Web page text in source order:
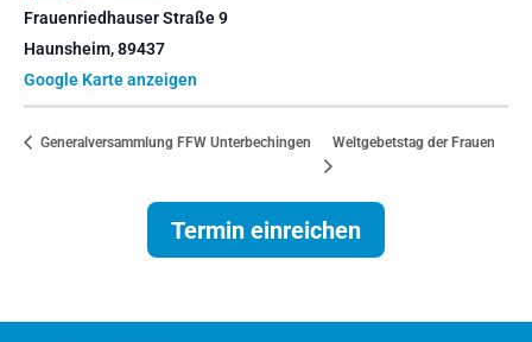
Frauenriedhauser Straße 9
Haunsheim,89437
Google Karte anzeigen
Generalversammlung FFW Unterbechingen Weltgebetstag der Frauen
Termin einreichen